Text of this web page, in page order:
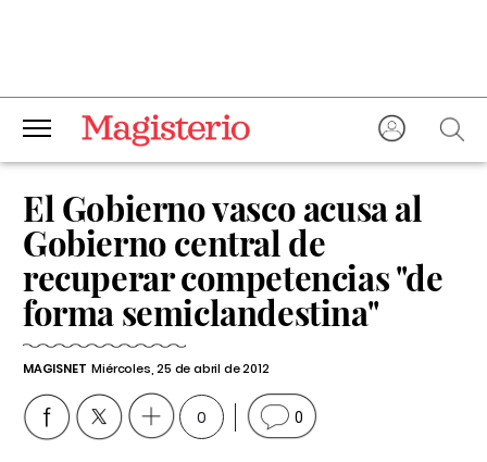
El Gobierno vasco acusa al
Gobierno central de
recuperar competencias "de
forma semiclandestina"
MAGISNET Miércoles, 25 de abril de 2012
0 0